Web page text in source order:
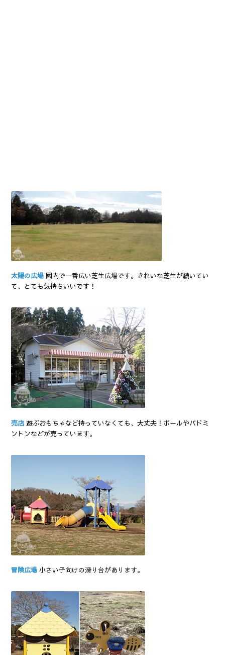
太陽の広場 園内で一番広い芝生広場です。きれいな芝生が続いてい
て、とても気持ちいいです！
売店 遊ぶおもちゃなど持っていなくても、大丈夫！ボールやバドミ
ントンなどが売っています。
冒険広場 小さい子向けの滑り台があります。